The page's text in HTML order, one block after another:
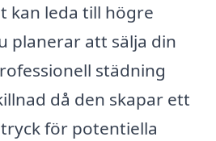
kan leda till högre
planerar att sälja din
städning
då den skapar ett
för potentiella